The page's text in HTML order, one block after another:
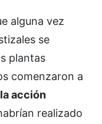
alguna vez
se
plantas
comenzaron a
acción
realizado